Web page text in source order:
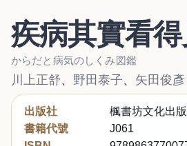
疾病其實看得
からだと病気のしくみ図鑑
川上正舒、 野田泰子、 矢田俊彥
出版社
楓書坊文化出
書籍代號
J061